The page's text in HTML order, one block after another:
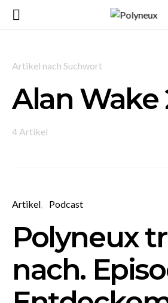
Artikel nach Suchwort
Alan Wake
4 Artikel
Artikel Podcast
Polyneux
nach.